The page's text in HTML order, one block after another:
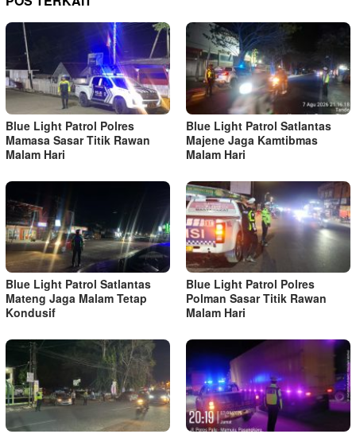
Blue Light Patrol Polres
Mamasa Sasar Titik Rawan
Malam Hari
Blue Light Patrol Satlantas
Majene Jaga Kamtibmas
Malam Hari
Blue Light Patrol Satlantas
Mateng Jaga Malam Tetap
Kondusif
Blue Light Patrol Polres
Polman Sasar Titik Rawan
Malam Hari